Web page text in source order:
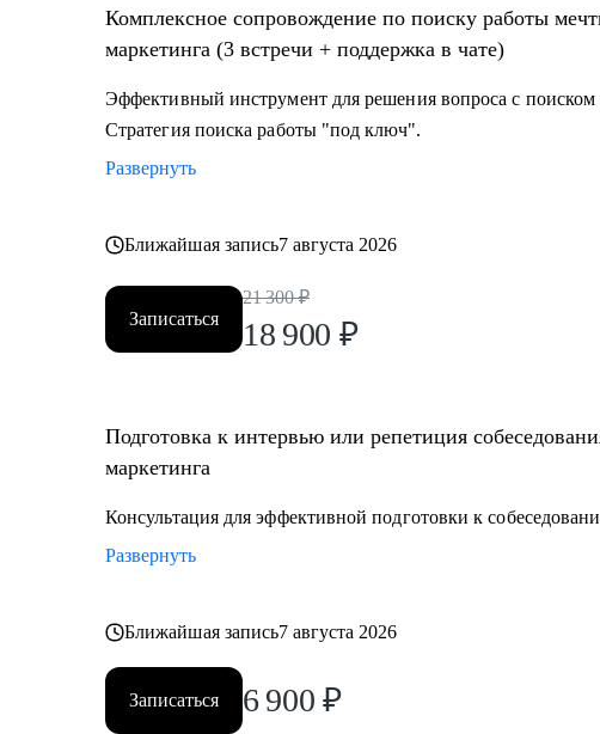
Комплексное сопровождение по поиску работы
маркетинга (3 встречи + поддержка в чате)
Эффективный инструмент для решения вопроса с поиском
Стратегия поиска работы "под ключ".
Развернуть
Ближайшая запись7 августа 2026
Записаться
21 300 ₽
18 900 ₽
Подготовка к интервью или репетиция
маркетинга
Консультация для эффективной подготовки к
Развернуть
Ближайшая запись7 августа 2026
Записаться 6 900 ₽